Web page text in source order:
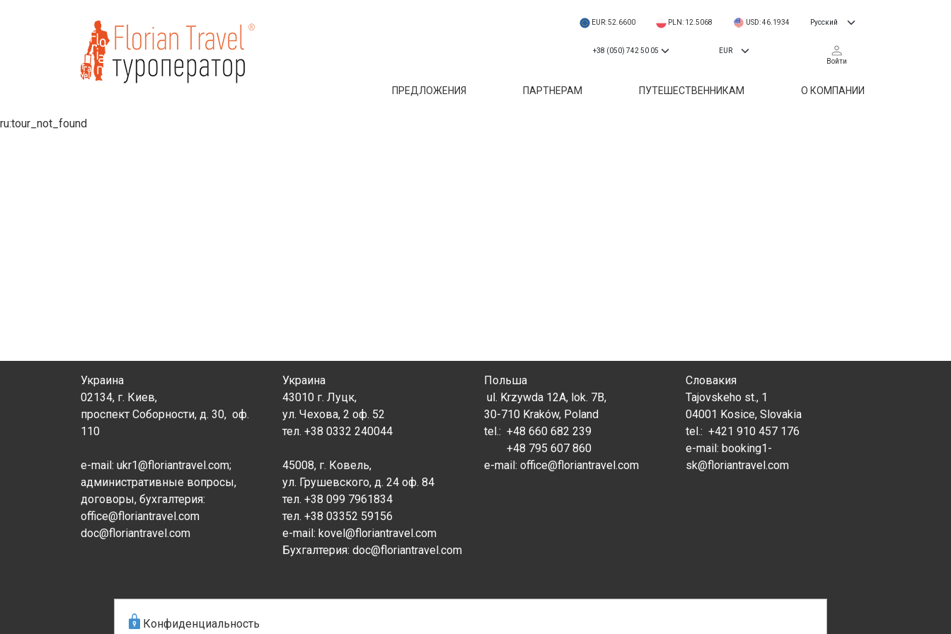
Конфиденциальность
EUR: 52.6600 PLN: 12.5068 USD: 46.1934
Войти
ПРЕДЛОЖЕНИЯ ПАРТНЕРАМ ПУТЕШЕСТВЕННИКАМ О КОМПАНИИ
ru:tour_not_found
Украина
02134, г. Киев,
проспект Соборности, д. 30, оф.
110
e-mail: ukr1@floriantravel.com;
административные вопросы,
договоры, бухгалтерия:
office@floriantravel.com
doc@floriantravel.com
Украина
43010 г. Луцк,
ул. Чехова, 2 оф. 52
тел. +38 0332 240044
45008, г. Ковель,
ул. Грушевского, д. 24 оф. 84
тел. +38 099 7961834
тел. +38 03352 59156
e-mail: kovel@floriantravel.com
Бухгалтерия: doc@floriantravel.com
Польша
ul. Krzywda 12A, lok. 7B,
30-710 Kraków, Poland
tel.: +48 660 682 239
+48 795 607 860
e-mail: office@floriantravel.com
Словакия
Tajovskeho st., 1
04001 Kosice, Slovakia
tel.: +421 910 457 176
e-mail: booking1-
sk@floriantravel.com